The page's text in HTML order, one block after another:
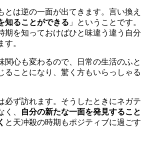
とは逆の一面が出てきます。言い換え
知ることができる 」ということです。
期を知っておけばひと味違う違う自分
す。
関心も変わるので、日常の生活のふと
ることになり、驚く方もいらっしゃる
必ず訪れます。そうしたときにネガテ
く、
自分の新たな一面を発見すること
と天冲殺の時期もポジティブに過ごす